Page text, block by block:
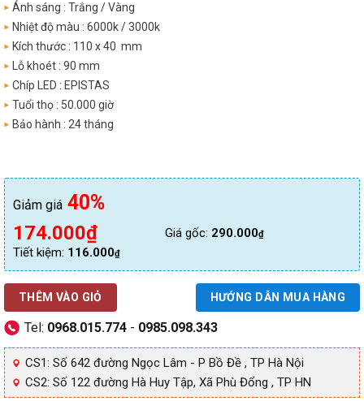
Ánh sáng : Trắng / Vàng
Nhiệt độ màu : 6000k / 3000k
Kích thước : 110 x 40 mm
Lỗ khoét : 90 mm
Chíp LED : EPISTAS
Tuổi thọ : 50.000 giờ
Bảo hành : 24 tháng
Giảm giá 40%
Giá
gốc
là:
290.000₫.
174.000₫Giá
hiện
tại
là:
174.000₫.
Giá gốc: 290.000₫
Tiết kiệm: 116.000₫
THÊM VÀO GIỎ HƯỚNG DẪN MUA HÀNG
Tel: 0968.015.774 - 0985.098.343
CS1: Số 642 đường Ngọc Lâm - P Bồ Đề , TP Hà Nội
CS2: Số 122 đường Hà Huy Tập, Xã Phù Đổng , TP HN